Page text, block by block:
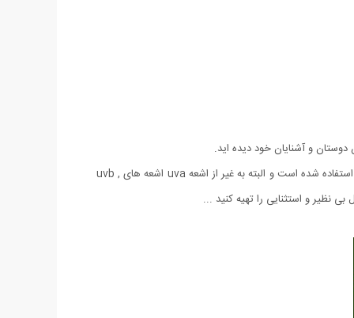
لنز این عینک از نوع UV 400 ضد خش با رنگ ثابت میباشد که در آن از تکنولوژی آنتی رفلس استفاده شده است و برای ساخت آن از یک نوع پلیمر استفاده شده است و البته به غیر از اشعه uva اشعه های uvb ,